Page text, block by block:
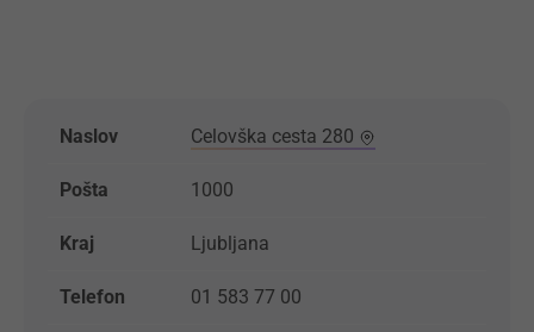
Naslov Celovška cesta 280
Pošta 1000
Kraj Ljubljana
Telefon 01 583 77 00